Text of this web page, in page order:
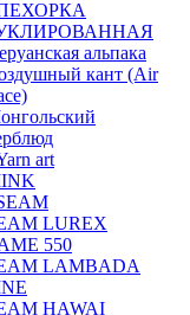
альпака
кант (Air
art
LUREX
550
LAMBADA
HAWAI